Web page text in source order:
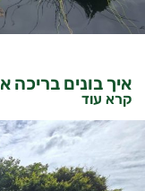
איך בונים בריכה
קרא עוד